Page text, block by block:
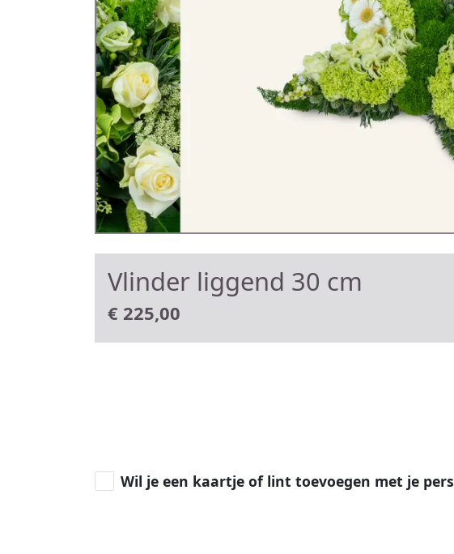
Vlinder liggend 30 cm
€ 225,00
Wil je een kaartje of lint toevoegen met je